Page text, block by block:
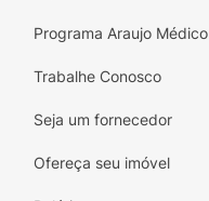
Programa Araujo Médico
Trabalhe Conosco
Seja um fornecedor
Ofereça seu imóvel